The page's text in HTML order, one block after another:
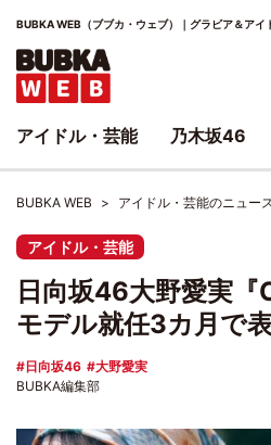
BUBKA WEB（ブブカ・ウェブ）｜グラビア＆アイ
BUBKA WEB アイドル・芸能のニュー
アイドル・芸能
日向坂46大野愛実
モデル就任3カ月で
日向坂46
大野愛実
BUBKA編集部
アイドル・芸能 乃木坂46